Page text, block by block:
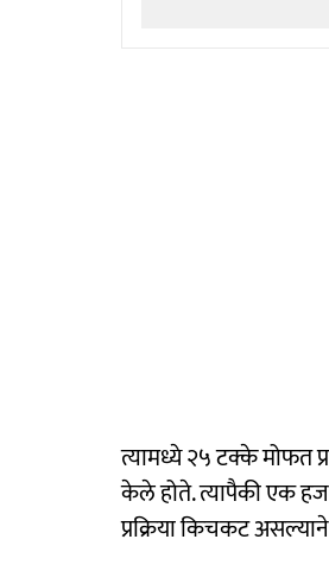
त्यामध्ये २५ टक्के मोफत
केले होते. त्यापैकी एक
प्रक्रिया किचकट